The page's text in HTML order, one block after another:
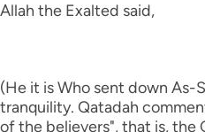
Allah the Exalted said,
(He it is Who sent down As-
tranquility. Qatadah
of the believers", that is, the